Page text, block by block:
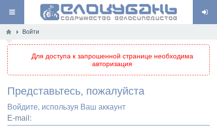
Войти
Для доступа к запрошенной странице необходима
авторизация
Представьтесь, пожалуйста
Войдите, используя Ваш аккаунт
E-mail: